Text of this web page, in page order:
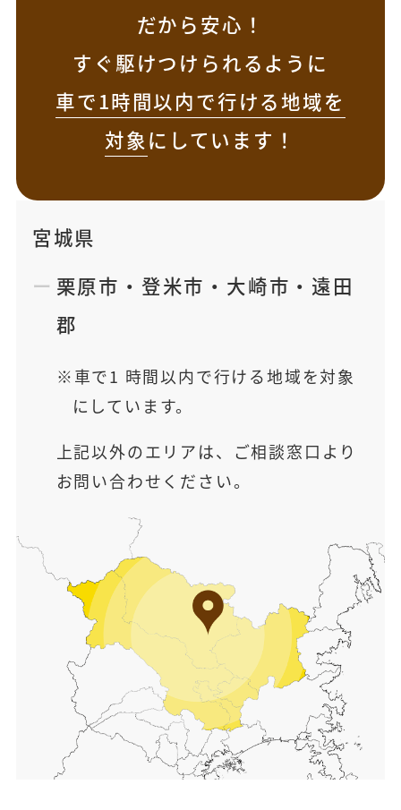
だから安心！
すぐ駆けつけられるように
車で1時間以内で行ける地域を
対象にしています！
宮城県
栗原市 ・ 登米市 ・ 大崎市 ・ 遠田
郡
車で1 時間以内で行ける地域を対象
にしています。
上記以外のエリアは、ご相談窓口より
お問い合わせください。